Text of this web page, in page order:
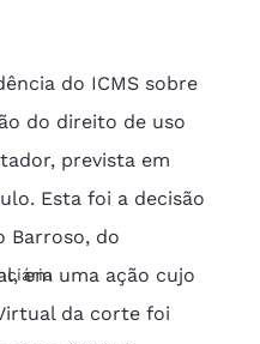
do ICMS sobre
do direito de uso
prevista em
Esta foi a decisão
Barroso, do
em uma ação cujo
da corte foi